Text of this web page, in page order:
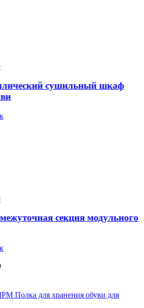
сушильный шкаф
секция модульного